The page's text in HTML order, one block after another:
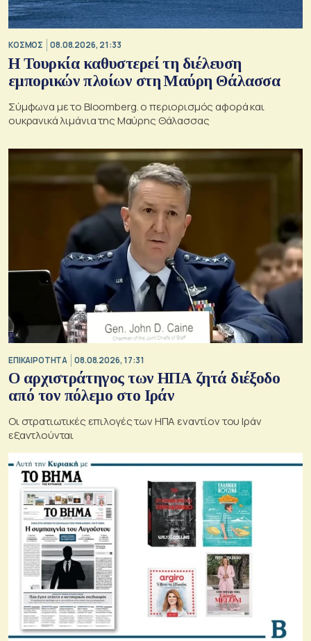
ΚΟΣΜΟΣ 08.08.2026, 21:33
Η Τουρκία καθυστερεί τη διέλευση
εμπορικών πλοίων στη Μαύρη Θάλασσα
Σύμφωνα με το Bloomberg. ο περιορισμός αφορά και
ουκρανικά λιμάνια της Μαύρης Θάλασσας
ΕΠΙΚΑΙΡΟΤΗΤΑ 08.08.2026, 17:31
Ο αρχιστράτηγος των ΗΠΑ ζητά διέξοδο
από τον πόλεμο στο Ιράν
Οι στρατιωτικές επιλογές των ΗΠΑ εναντίον του Ιράν
εξαντλούνται